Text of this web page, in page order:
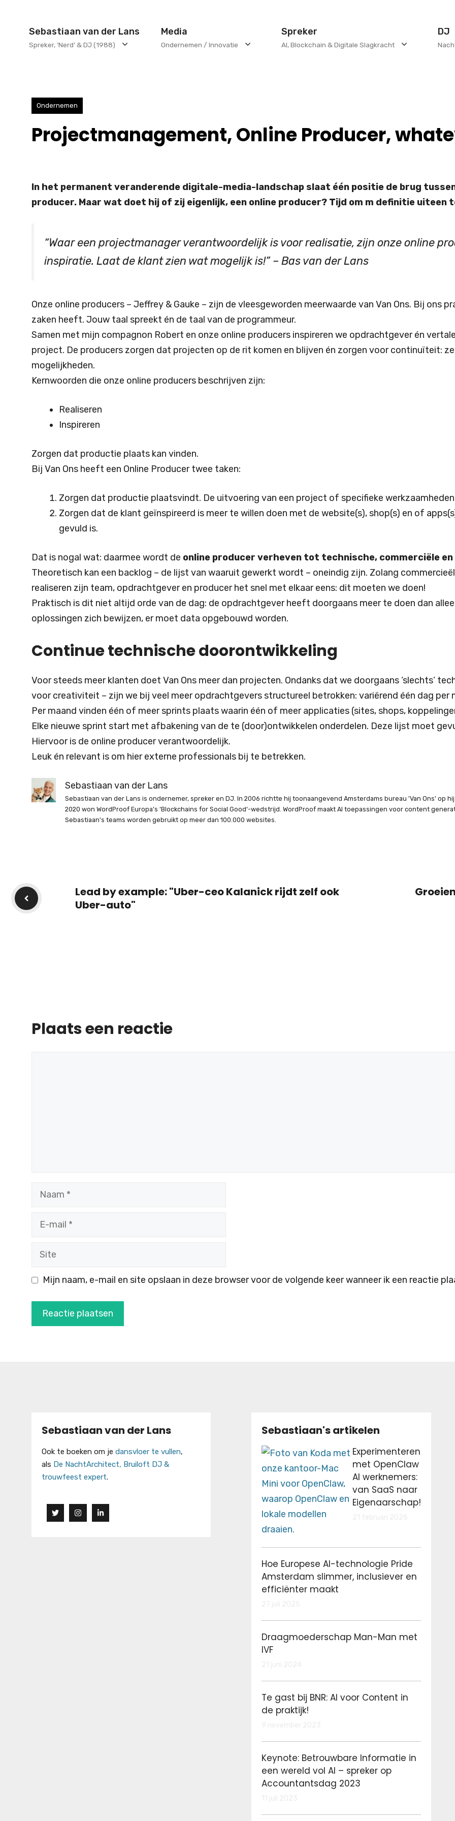
Sebastiaan van der Lans
Spreker, ‘Nerd’ & DJ (1988)
Media
Ondernemen / Innovatie
Spreker
AI, Blockchain & Digitale Slagkracht
DJ
Ondernemen
Projectmanagement, Online Producer,
In het permanent veranderende digitale-media-landschap slaat één positie de brug
producer. Maar wat doet hij of zij eigenlijk, een online producer? Tijd om m definitie uiteen
“Waar een projectmanager verantwoordelijk is voor realisatie, zijn onze online
inspiratie. Laat de klant zien wat mogelijk is!” – Bas van der Lans
Onze online producers – Jeffrey & Gauke – zijn de vleesgeworden meerwaarde van Van Ons. Bij ons
zaken heeft. Jouw taal spreekt én de taal van de programmeur.
Samen met mijn compagnon Robert en onze online producers inspireren we opdrachtgever én
project. De producers zorgen dat projecten op de rit komen en blijven én zorgen voor continuïteit:
mogelijkheden.
Kernwoorden die onze online producers beschrijven zijn:
Realiseren
Inspireren
Zorgen dat productie plaats kan vinden.
Bij Van Ons heeft een Online Producer twee taken:
Zorgen dat productie plaatsvindt. De uitvoering van een project of specifieke
Zorgen dat de klant geïnspireerd is meer te willen doen met de website(s), shop(s) en of
gevuld is.
Dat is nogal wat: daarmee wordt de online producer verheven tot technische, commerciële
Theoretisch kan een backlog – de lijst van waaruit gewerkt wordt – oneindig zijn. Zolang
realiseren zijn team, opdrachtgever en producer het snel met elkaar eens: dit moeten we doen!
Praktisch is dit niet altijd orde van de dag: de opdrachtgever heeft doorgaans meer te doen dan
oplossingen zich bewijzen, er moet data opgebouwd worden.
Continue technische doorontwikkeling
Voor steeds meer klanten doet Van Ons meer dan projecten. Ondanks dat we doorgaans ‘slechts’
voor creativiteit – zijn we bij veel meer opdrachtgevers structureel betrokken: variërend één dag per
Per maand vinden één of meer sprints plaats waarin één of meer applicaties (sites, shops,
Elke nieuwe sprint start met afbakening van de te (door)ontwikkelen onderdelen. Deze lijst moet
Hiervoor is de online producer verantwoordelijk.
Leuk én relevant is om hier externe professionals bij te betrekken.
Sebastiaan van der Lans
Sebastiaan van der Lans is ondernemer, spreker en DJ. In 2006 richtte hij toonaangevend Amsterdams bureau 'Van Ons' op
2020 won WordProof Europa’s ‘Blockchains for Social Good‘-wedstrijd. WordProof maakt AI toepassingen voor content
Sebastiaan's teams worden gebruikt op meer dan 100.000 websites.
Lead by example: "Uber-ceo Kalanick rijdt zelf ook
Uber-auto"
Plaats een reactie
Naam
Site
Mijn naam, e-mail en site opslaan in deze browser voor de volgende keer wanneer ik een reactie
Sebastiaan van der Lans
Ook te boeken om je dansvloer te vullen,
als De NachtArchitect, Bruiloft DJ &
trouwfeest expert.
Sebastiaan's artikelen
Experimenteren
met OpenClaw
AI werknemers:
van SaaS naar
Eigenaarschap!
Hoe Europese AI-technologie Pride
Amsterdam slimmer, inclusiever en
efficiënter maakt
Draagmoederschap Man-Man met
IVF
Te gast bij BNR: AI voor Content in
de praktijk!
Keynote: Betrouwbare Informatie in
een wereld vol AI – spreker op
Accountantsdag 2023